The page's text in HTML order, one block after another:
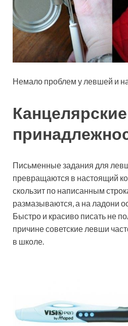
Немало проблем у левшей и
Канцелярские
Письменные задания для
превращаются в настоящий
скользит по написанным
размазываются, а на ладони
Быстро и красиво писать не
причине советские левши
в школе.